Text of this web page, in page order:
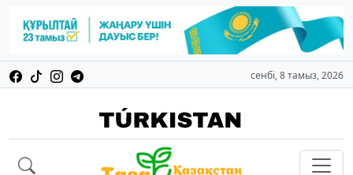
сенбі, 8 тамыз, 2026